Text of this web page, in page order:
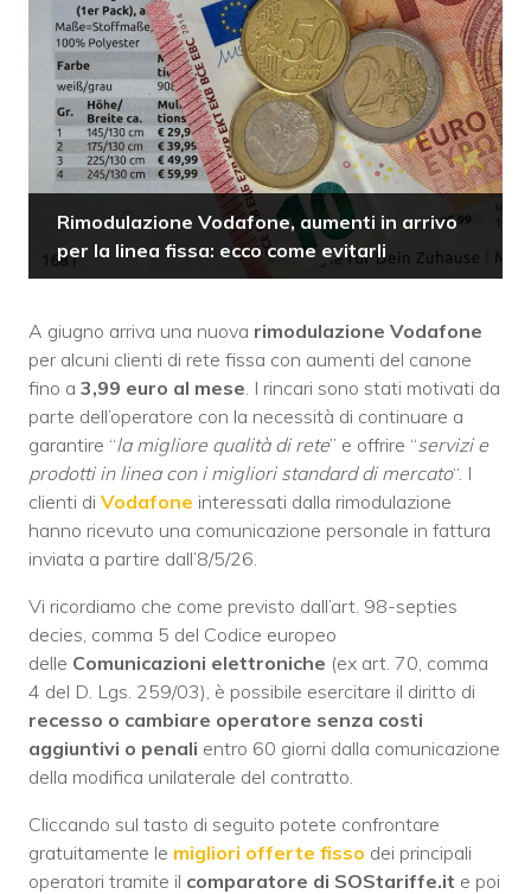
Rimodulazione Vodafone, aumenti in arrivo
per la linea fissa: ecco come evitarli
A giugno arriva una nuova rimodulazione Vodafone
per alcuni clienti di rete fissa con aumenti del canone
fino a 3,99 euro al mese . I rincari sono stati motivati da
parte dell’operatore con la necessità di continuare a
garantire “la migliore qualità di rete” e offrire “servizi e
prodotti in linea con i migliori standard di mercato“. I
clienti di Vodafone interessati dalla rimodulazione
hanno ricevuto una comunicazione personale in fattura
inviata a partire dall’8/5/26.
Vi ricordiamo che come previsto dall’art. 98-septies
decies, comma 5 del Codice europeo
delle Comunicazioni elettroniche (ex art. 70, comma
4 del D. Lgs. 259/03), è possibile esercitare il diritto di
recesso o cambiare operatore senza costi
aggiuntivi o penali entro 60 giorni dalla comunicazione
della modifica unilaterale del contratto.
Cliccando sul tasto di seguito potete confrontare
gratuitamente le migliori offerte fisso dei principali
operatori tramite il comparatore di SOStariffe.it e poi